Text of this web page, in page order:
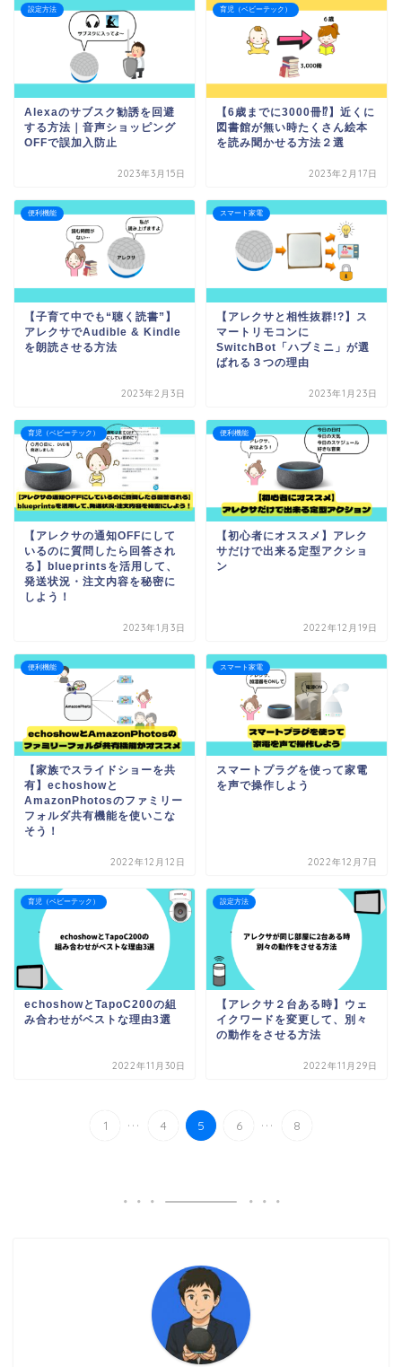
設定方法
Alexaのサブスク勧誘を回避
する方法｜音声ショッピング
OFFで誤加入防止
2023年3月15日
育児（ベビーテック）
【6歳までに3000冊⁉】近くに
図書館が無い時たくさん絵本
を読み聞かせる方法２選
2023年2月17日
便利機能
【子育て中でも“聴く読書”】
アレクサでAudible & Kindle
を朗読させる方法
2023年2月3日
スマート家電
【アレクサと相性抜群!?】ス
マートリモコンに
SwitchBot「ハブミニ」が選
ばれる３つの理由
2023年1月23日
育児（ベビーテック）
【アレクサの通知OFFにして
いるのに質問したら回答され
る】blueprintsを活用して、
発送状況・注文内容を秘密に
しよう！
2023年1月3日
便利機能
【初心者にオススメ】アレク
サだけで出来る定型アクショ
ン
2022年12月19日
便利機能
【家族でスライドショーを共
有】echoshowと
AmazonPhotosのファミリー
フォルダ共有機能を使いこな
そう！
2022年12月12日
スマート家電
スマートプラグを使って家電
を声で操作しよう
2022年12月7日
育児（ベビーテック）
echoshowとTapoC200の組
み合わせがベストな理由3選
2022年11月30日
設定方法
【アレクサ２台ある時】ウェ
イクワードを変更して、別々
の動作をさせる方法
2022年11月29日
1 ... 4 5 6 ... 8